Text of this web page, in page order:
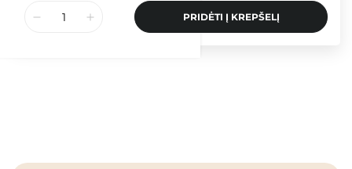
PRIDĖTI Į KREPŠELĮ